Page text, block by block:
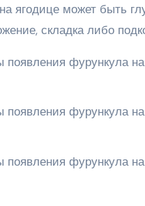
ягодице может быть
складка либо